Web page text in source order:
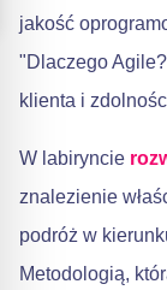
jakość
"Dlaczego
klienta i
W labiryncie
znalezienie
podróż w
Metodologią,